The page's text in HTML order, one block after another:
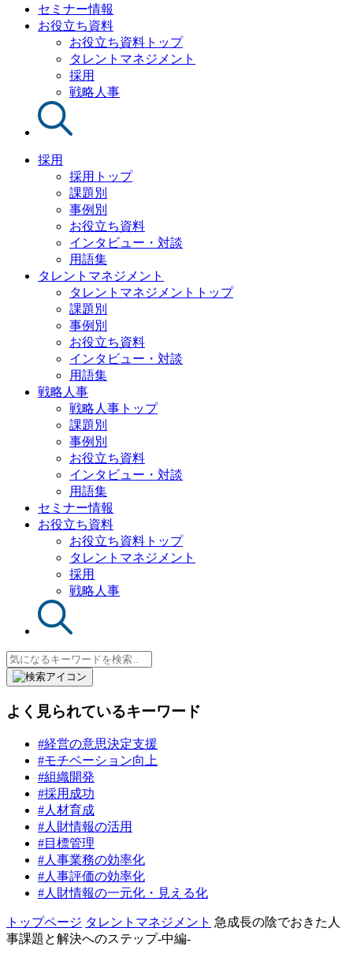
セミナー情報
お役立ち資料
お役立ち資料トップ
タレントマネジメント
採用
戦略人事
採用
採用トップ
課題別
事例別
お役立ち資料
インタビュー・対談
用語集
タレントマネジメント
タレントマネジメントトップ
課題別
事例別
お役立ち資料
インタビュー・対談
用語集
戦略人事
戦略人事トップ
課題別
事例別
お役立ち資料
インタビュー・対談
用語集
セミナー情報
お役立ち資料
お役立ち資料トップ
タレントマネジメント
採用
戦略人事
よく見られているキーワード
#経営の意思決定支援
#モチベーション向上
#組織開発
#採用成功
#人材育成
#人財情報の活用
#目標管理
#人事業務の効率化
#人事評価の効率化
#人財情報の一元化・見える化
トップページ タレントマネジメント 急成長の陰でおきた人
事課題と解決へのステップ-中編-